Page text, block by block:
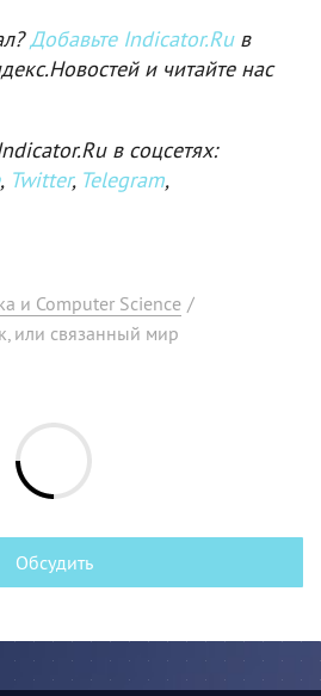
Добавьте Indicator.Ruв
и читайте нас
в соцсетях:
, Twitter, Telegram,
и Computer Science /
или связанный мир
Обсудить